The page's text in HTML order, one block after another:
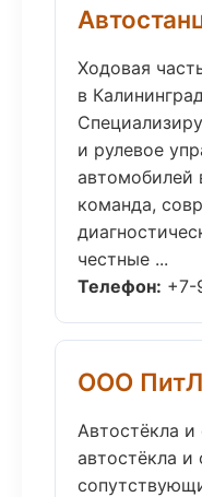
Ходовая
в
и рулевое
автомобилей
команда,
честные ...
Телефон: +7-
ООО
Автостёкла
автостёкла и